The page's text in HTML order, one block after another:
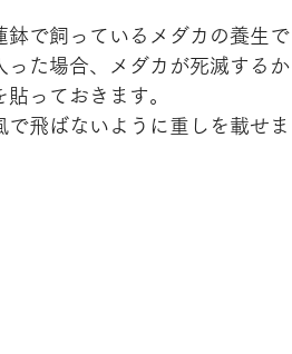
で飼っているメダカの養生
た場合、メダカが死滅する
っておきます。
飛ばないように重しを載せ